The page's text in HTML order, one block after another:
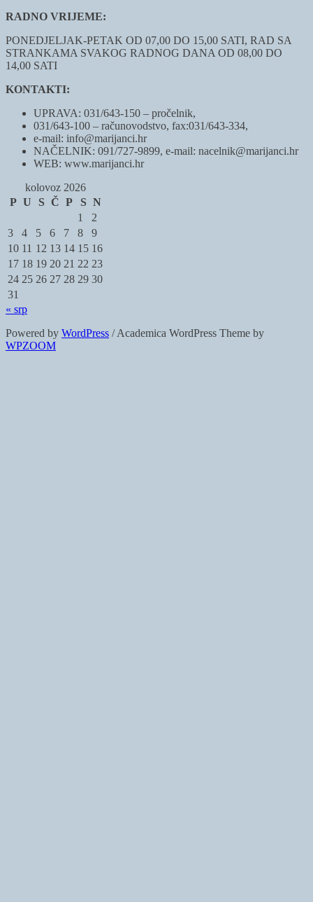
RADNO VRIJEME:
PONEDJELJAK-PETAK OD 07,00 DO 15,00 SATI, RAD SA
STRANKAMA SVAKOG RADNOG DANA OD 08,00 DO
14,00 SATI
KONTAKTI:
UPRAVA: 031/643-150 – pročelnik,
031/643-100 – računovodstvo, fax:031/643-334,
e-mail: info@marijanci.hr
NAČELNIK: 091/727-9899, e-mail: nacelnik@marijanci.hr
WEB: www.marijanci.hr
kolovoz 2026
P U S Č P S N
1
2
3
4 5 6 7 8
9
10 11 12 13 14 15 16
17 18 19 20 21 22 23
24 25 26 27 28 29 30
31
« srp
Powered by WordPress / Academica WordPress Theme by
WPZOOM